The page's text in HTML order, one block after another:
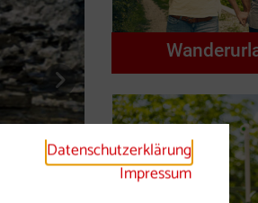
nächstes Element
Datenschutzerklärung
Impressum